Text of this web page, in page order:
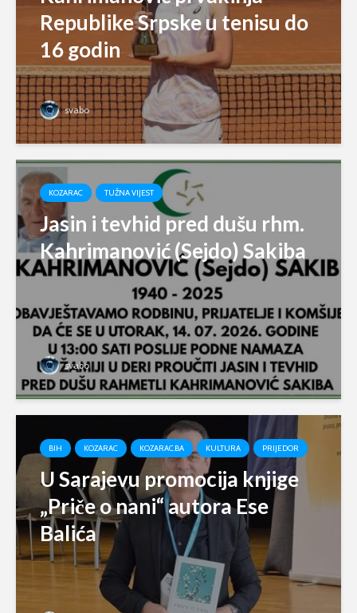
Republike Srpske u tenisu do
16 godin
svabo
KOZARAC TUŽNA VIJEST
Jasin i tevhid pred dušu rhm.
Kahrimanović (Sejdo) Sakiba
svabo
BIH KOZARAC KOZARAC.BA KULTURA PRIJEDOR
U Sarajevu promocija knjige
„Priče o nani“ autora Ese
Balića